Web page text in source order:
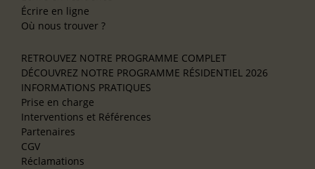
Écrire en ligne
Où nous trouver ?
RETROUVEZ NOTRE PROGRAMME COMPLET
DÉCOUVREZ NOTRE PROGRAMME RÉSIDENTIEL 2026
INFORMATIONS PRATIQUES
Prise en charge
Interventions et Références
Partenaires
CGV
Réclamations